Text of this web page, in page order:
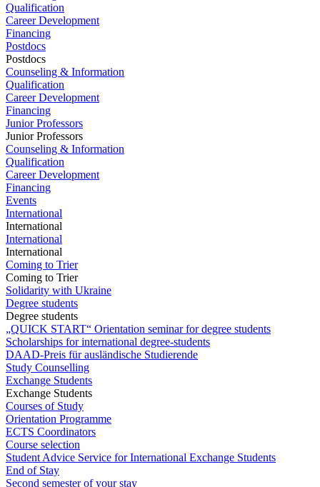
Qualification
Career Development
Financing
Postdocs
Postdocs
Counseling & Information
Qualification
Career Development
Financing
Junior Professors
Junior Professors
Counseling & Information
Qualification
Career Development
Financing
Events
International
International
International
International
Coming to Trier
Coming to Trier
Solidarity with Ukraine
Degree students
Degree students
„QUICK START“ Orientation seminar for degree students
Scholarships for international degree-students
DAAD-Preis für ausländische Studierende
Study Counselling
Exchange Students
Exchange Students
Courses of Study
Orientation Programme
ECTS Coordinators
Course selection
Student Advice Service for International Exchange Students
End of Stay
Second semester of your stay